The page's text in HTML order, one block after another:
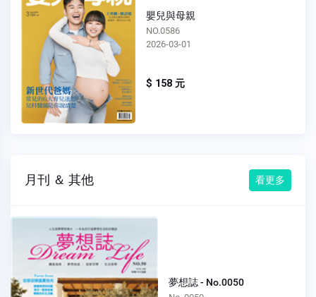
嬰兒與母親
NO.0586
2026-03-01
$ 158 元
月刊 ＆ 其他 看更多
夢想誌 - No.0050